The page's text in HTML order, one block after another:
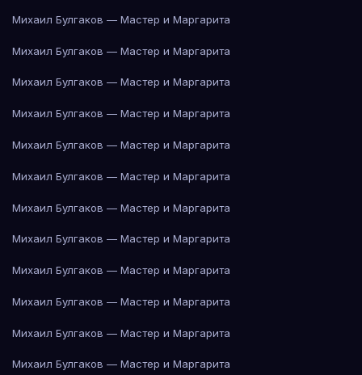
Михаил Булгаков — Мастер и Маргарита
Михаил Булгаков — Мастер и Маргарита
Михаил Булгаков — Мастер и Маргарита
Михаил Булгаков — Мастер и Маргарита
Михаил Булгаков — Мастер и Маргарита
Михаил Булгаков — Мастер и Маргарита
Михаил Булгаков — Мастер и Маргарита
Михаил Булгаков — Мастер и Маргарита
Михаил Булгаков — Мастер и Маргарита
Михаил Булгаков — Мастер и Маргарита
Михаил Булгаков — Мастер и Маргарита
Михаил Булгаков — Мастер и Маргарита